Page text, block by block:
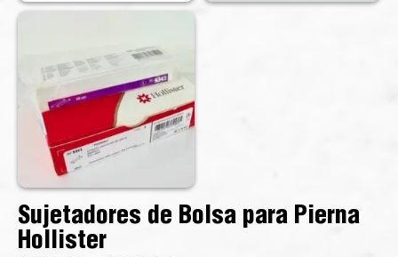
Sujetadores de Bolsa para Pierna
Hollister